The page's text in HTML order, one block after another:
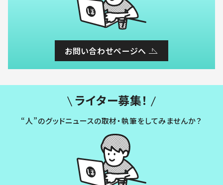
お問い合わせページへ
ライター募集！
“人”のグッドニュースの取材・執筆をしてみませんか？